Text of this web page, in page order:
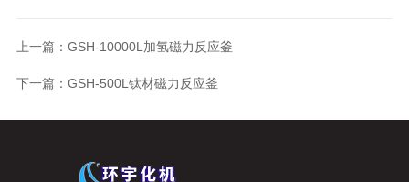
上一篇： GSH-10000L加氢磁力反应釜
下一篇： GSH-500L钛材磁力反应釜